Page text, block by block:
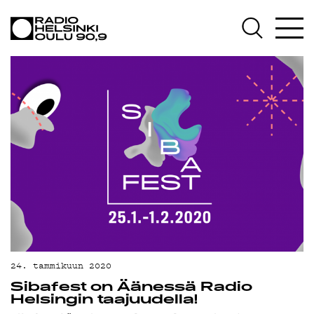
AJANKOHTAISTA
OHJELMAT
TEKIJÄT
ON-DEMAND
PODCAST
MAINOSTA
YHTEYSTIEDOT
G LIVELAB
YSTÄVÄKLUBI
TIETOSUOJA
24. tammikuun 2020
Sibafest on Äänessä Radio
Helsingin taajuudella!